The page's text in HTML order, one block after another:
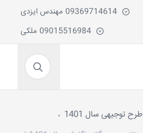
طرح توجیهی سال 1401